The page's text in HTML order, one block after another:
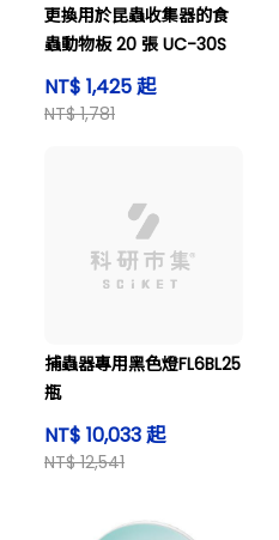
更換用於昆蟲收集器的食
蟲動物板 20 張 UC-30S
NT$ 1,425 起
NT$ 1,781
捕蟲器專用黑色燈FL6BL25
瓶
NT$ 10,033 起
NT$ 12,541